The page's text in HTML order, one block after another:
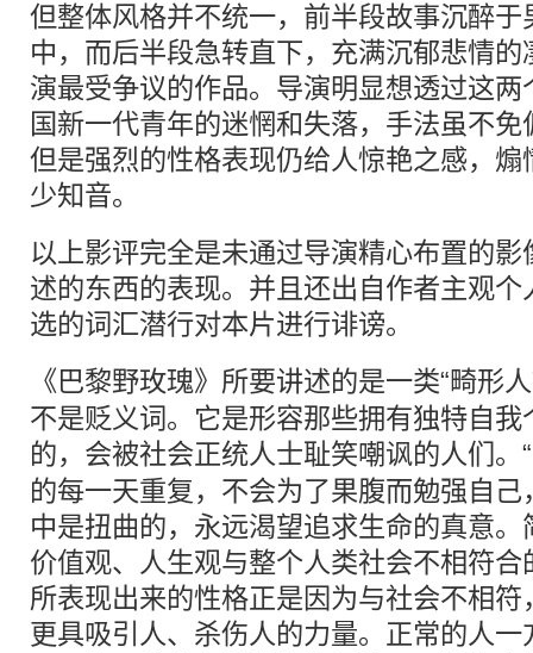
但整体风格并不统一，前半段故事沉醉
中，而后半段急转直下，充满沉郁悲情
演最受争议的作品。导演明显想透过这
国新一代青年的迷惘和失落，手法虽不
但是强烈的性格表现仍给人惊艳之感，
少知音。
以上影评完全是未通过导演精心布置的
述的东西的表现。并且还出自作者主观
选的词汇潜行对本片进行诽谤。
《巴黎野玫瑰》所要讲述的是一类“畸形
不是贬义词。它是形容那些拥有独特自
的，会被社会正统人士耻笑嘲讽的人们。“
的每一天重复，不会为了果腹而勉强自
中是扭曲的，永远渴望追求生命的真意。
价值观、人生观与整个人类社会不相符
所表现出来的性格正是因为与社会不相
更具吸引人、杀伤人的力量。正常的人